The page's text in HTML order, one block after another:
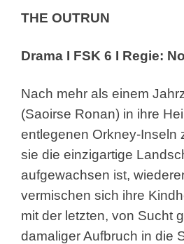
THE OUTRUN
Drama I FSK 6 I Regie:
Nach mehr als einem
(Saoirse Ronan) in ihre
entlegenen Orkney-Inseln
sie die einzigartige
aufgewachsen ist,
vermischen sich ihre
mit der letzten, von Sucht
damaliger Aufbruch in die